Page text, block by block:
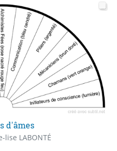
d'âmes
lise LABONTÉ